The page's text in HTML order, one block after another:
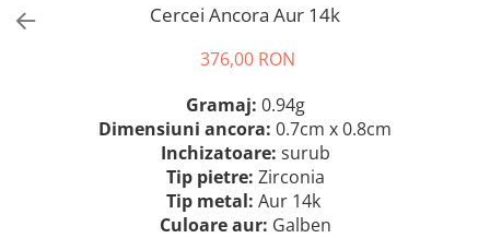
Cercei Ancora Aur 14k
376,00 RON
Gramaj: 0.94g
Dimensiuni ancora: 0.7cm x 0.8cm
Inchizatoare: surub
Tip pietre: Zirconia
Tip metal: Aur 14k
Culoare aur: Galben